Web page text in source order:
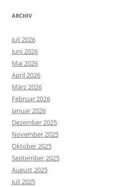
ARCHIV
Juli 2026
Juni 2026
Mai 2026
April 2026
März 2026
Februar 2026
Januar 2026
Dezember 2025
November 2025
Oktober 2025
September 2025
August 2025
Juli 2025